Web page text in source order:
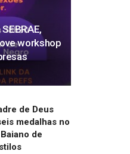
workshop
de Deus
medalhas no
de